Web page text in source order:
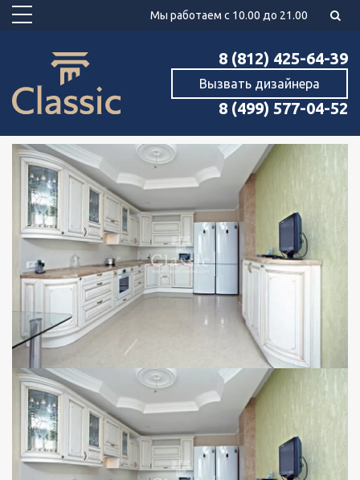
Мы работаем с 10.00 до 21.00
8 (812) 425-64-39
Вызвать дизайнера
8 (499) 577-04-52